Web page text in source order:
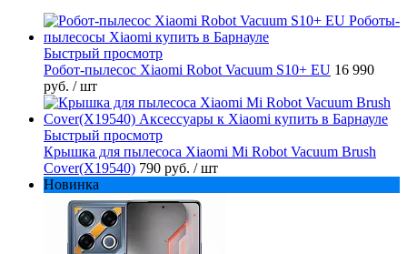
Быстрый просмотр
Робот-пылесос Xiaomi Robot Vacuum S10+ EU 16 990
руб. / шт
Быстрый просмотр
Крышка для пылесоса Xiaomi Mi Robot Vacuum Brush
Cover(X19540) 790 руб. / шт
Новинка